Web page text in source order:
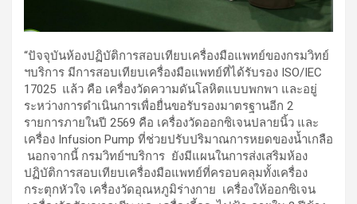
“ปัจจุบันห้องปฏิบัติการสอบเทียบเครื่องมือแพทย์ของกรมวิทย์
ฯบริการ มีการสอบเทียบเครื่องมือแพทย์ที่ได้รับรอง ISO/IEC
17025 แล้ว คือ เครื่องวัดความดันโลหิตแบบพกพา และอยู่
ระหว่างการดำเนินการเพื่อยื่นขอรับรองมาตรฐานอีก 2
รายการภายในปี 2569 คือ เครื่องวัดออกซิเจนปลายนิ้ว และ
เครื่อง Infusion Pump ที่ช่วยปรับปริมาณการหยดของน้ำเกลือ
นอกจากนี้ กรมวิทย์ฯบริการ ยังมีแผนในการส่งเสริมห้อง
ปฏิบัติการสอบเทียบเครื่องมือแพทย์ที่ครอบคลุมทั้งเครื่อง
กระตุกหัวใจ เครื่องวัดอุณหภูมิร่างกาย เครื่องให้ออกซิเจน